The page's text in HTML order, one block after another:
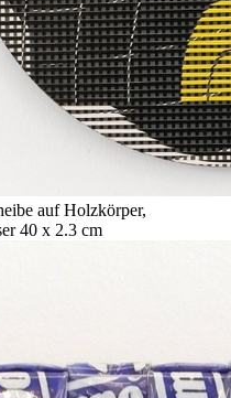
auf Holzkörper,
40 x 2.3 cm